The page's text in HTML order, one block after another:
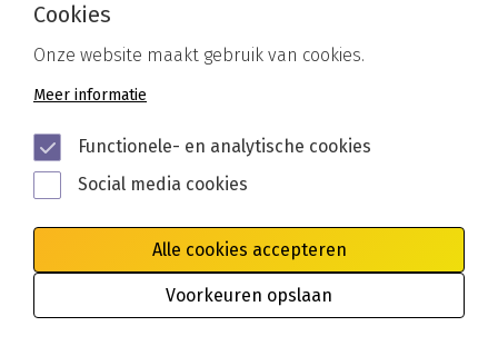
Algemene voorwaarden Privacy
Cookies
Disclaimer
Cookies
Onze website maakt gebruik van cookies.
Meer informatie
Functionele- en analytische cookies
Social media cookies
Alle cookies accepteren
Voorkeuren opslaan